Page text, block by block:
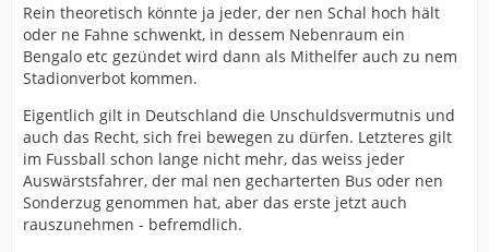
Rein theoretisch könnte ja jeder, der nen Schal hoch hält
oder ne Fahne schwenkt, in dessem Nebenraum ein
Bengalo etc gezündet wird dann als Mithelfer auch zu nem
Stadionverbot kommen.
Eigentlich gilt in Deutschland die Unschuldsvermutnis und
auch das Recht, sich frei bewegen zu dürfen. Letzteres gilt
im Fussball schon lange nicht mehr, das weiss jeder
Auswärstsfahrer, der mal nen gecharterten Bus oder nen
Sonderzug genommen hat, aber das erste jetzt auch
rauszunehmen - befremdlich.